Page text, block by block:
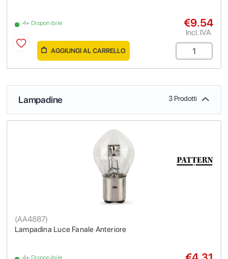
4+ Disponibile €9.54
Incl. IVA
AGGIUNGI AL CARRELLO
Lampadine 3 Prodotti
Lampadina Luce Fanale Anteriore
(AA4887)
4+ Disponibile